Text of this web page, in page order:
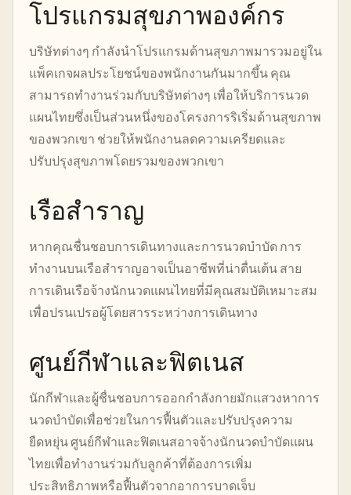
โปรแกรมสุขภาพองค์กร
บริษัทต่างๆ กำลังนำโปรแกรมด้านสุขภาพมารวมอยู่ใน
แพ็คเกจผลประโยชน์ของพนักงานกันมากขึ้น คุณ
สามารถทำงานร่วมกับบริษัทต่างๆ เพื่อให้บริการนวด
แผนไทยซึ่งเป็นส่วนหนึ่งของโครงการริเริ่มด้านสุขภาพ
ของพวกเขา ช่วยให้พนักงานลดความเครียดและ
ปรับปรุงสุขภาพโดยรวมของพวกเขา
เรือสำราญ
หากคุณชื่นชอบการเดินทางและการนวดบำบัด การ
ทำงานบนเรือสำราญอาจเป็นอาชีพที่น่าตื่นเต้น สาย
การเดินเรือจ้างนักนวดแผนไทยที่มีคุณสมบัติเหมาะสม
เพื่อปรนเปรอผู้โดยสารระหว่างการเดินทาง
ศูนย์กีฬาและฟิตเนส
นักกีฬาและผู้ชื่นชอบการออกกำลังกายมักแสวงหาการ
นวดบำบัดเพื่อช่วยในการฟื้นตัวและปรับปรุงความ
ยืดหยุ่น ศูนย์กีฬาและฟิตเนสอาจจ้างนักนวดบำบัดแผน
ไทยเพื่อทำงานร่วมกับลูกค้าที่ต้องการเพิ่ม
ประสิทธิภาพหรือฟื้นตัวจากอาการบาดเจ็บ